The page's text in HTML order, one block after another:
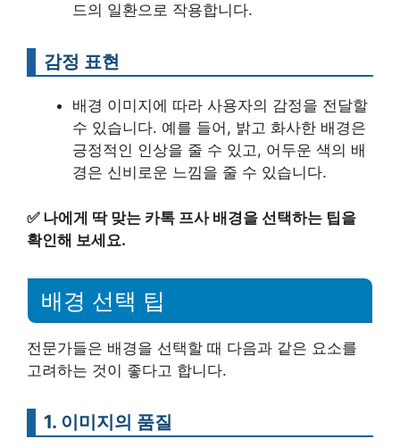
드의 일환으로 작용합니다.
감정 표현
배경 이미지에 따라 사용자의 감정을 전달할
수 있습니다. 예를 들어, 밝고 화사한 배경은
긍정적인 인상을 줄 수 있고, 어두운 색의 배
경은 신비로운 느낌을 줄 수 있습니다.
✅ 나에게 딱 맞는 카톡 프사 배경을 선택하는 팁을
확인해 보세요.
배경 선택 팁
전문가들은 배경을 선택할 때 다음과 같은 요소를
고려하는 것이 좋다고 합니다.
1. 이미지의 품질